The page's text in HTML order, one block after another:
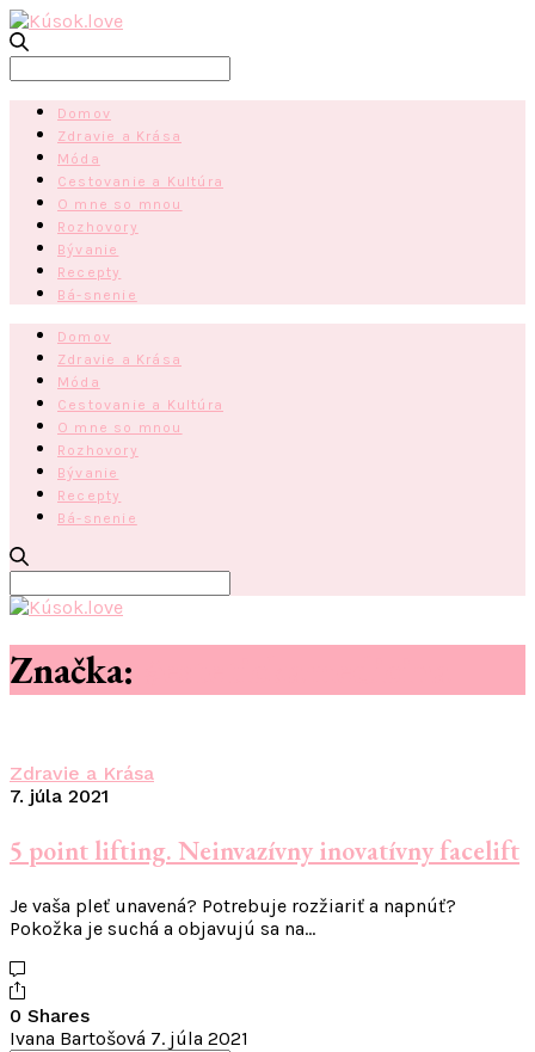
Domov
Zdravie a Krása
Móda
Cestovanie a Kultúra
O mne so mnou
Rozhovory
Bývanie
Recepty
Bá-snenie
Domov
Zdravie a Krása
Móda
Cestovanie a Kultúra
O mne so mnou
Rozhovory
Bývanie
Recepty
Bá-snenie
for:
Značka:
Zdravie a Krása
7. júla 2021
5 point lifting. Neinvazívny inovatívny facelift
Je vaša pleť unavená? Potrebuje rozžiariť a napnúť?
Pokožka je suchá a objavujú sa na…
0 Shares
Ivana Bartošová 7. júla 2021